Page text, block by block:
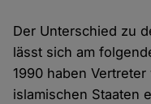
Der Unterschied zu
lässt sich am
1990 haben
islamischen Staaten